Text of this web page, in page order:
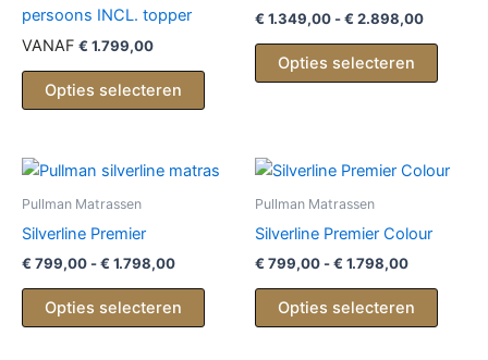
persoons INCL. topper
VANAF € 1.799,00
Opties selecteren
€ 1.349,00 -€ 2.898,00
Opties selecteren
Dit
Deze
Pullman Matrassen
Silverline Premier
€ 799,00 -€ 1.798,00Prijsklasse:
€ 1.798,00
Opties selecteren
Dit
Pullman Matrassen
Silverline Premier Colour
€ 799,00 -€ 1.798,00Prijsklasse:
€ 1.798,00
Opties selecteren
Dit